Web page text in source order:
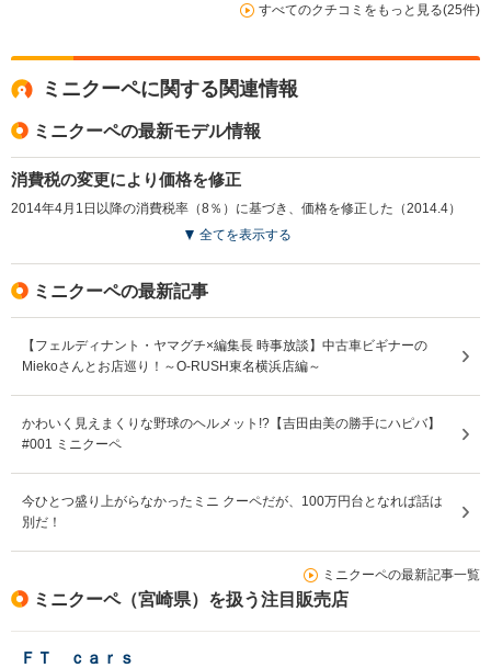
すべてのクチコミをもっと見る(25件)
ミニクーペに関する関連情報
ミニクーペの最新モデル情報
消費税の変更により価格を修正
2014年4月1日以降の消費税率（8％）に基づき、価格を修正した（2014.4）
全てを表示する
ミニクーペの最新記事
【フェルディナント・ヤマグチ×編集長 時事放談】中古車ビギナーの
Miekoさんとお店巡り！～O-RUSH東名横浜店編～
かわいく見えまくりな野球のヘルメット!?【吉田由美の勝手にハピバ】
#001 ミニクーペ
今ひとつ盛り上がらなかったミニ クーペだが、100万円台となれば話は
別だ！
ミニクーペの最新記事一覧
ミニクーペ（宮崎県）を扱う注目販売店
ＦＴ ｃａｒｓ